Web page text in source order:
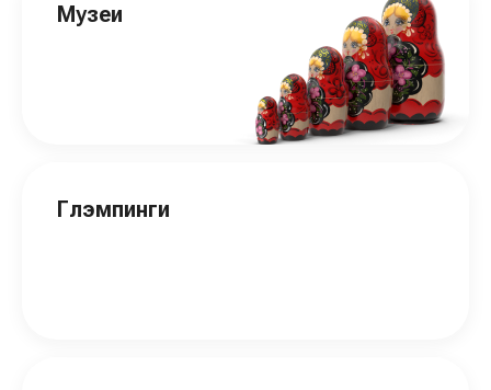
Музеи
Глэмпинги